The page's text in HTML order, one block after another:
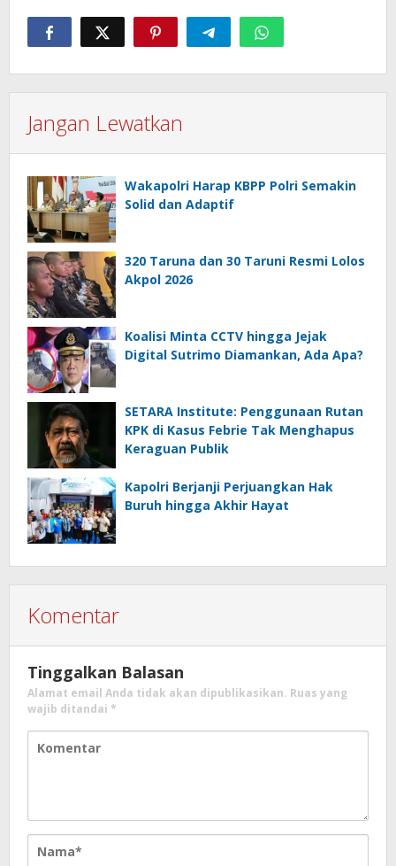
Jangan Lewatkan
Wakapolri Harap KBPP Polri Semakin
Solid dan Adaptif
320 Taruna dan 30 Taruni Resmi Lolos
Akpol 2026
Koalisi Minta CCTV hingga Jejak
Digital Sutrimo Diamankan, Ada Apa?
SETARA Institute: Penggunaan Rutan
KPK di Kasus Febrie Tak Menghapus
Keraguan Publik
Kapolri Berjanji Perjuangkan Hak
Buruh hingga Akhir Hayat
Komentar
Tinggalkan Balasan
Alamat email Anda tidak akan dipublikasikan. Ruas yang
wajib ditandai *